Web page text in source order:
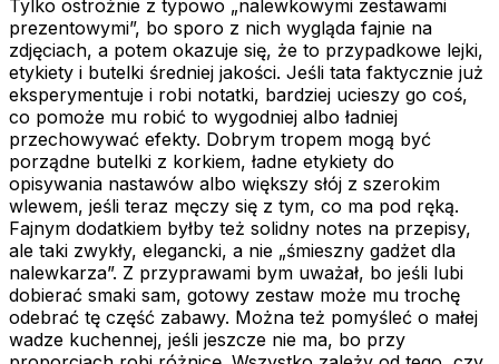
Tylko ostrożnie z typowo „nalewkowymi zestawami
prezentowymi”, bo sporo z nich wygląda fajnie na
zdjęciach, a potem okazuje się, że to przypadkowe lejki,
etykiety i butelki średniej jakości. Jeśli tata faktycznie już
eksperymentuje i robi notatki, bardziej ucieszy go coś,
co pomoże mu robić to wygodniej albo ładniej
przechowywać efekty. Dobrym tropem mogą być
porządne butelki z korkiem, ładne etykiety do
opisywania nastawów albo większy słój z szerokim
wlewem, jeśli teraz męczy się z tym, co ma pod ręką.
Fajnym dodatkiem byłby też solidny notes na przepisy,
ale taki zwykły, elegancki, a nie „śmieszny gadżet dla
nalewkarza”. Z przyprawami bym uważał, bo jeśli lubi
dobierać smaki sam, gotowy zestaw może mu trochę
odebrać tę część zabawy. Można też pomyśleć o małej
wadze kuchennej, jeśli jeszcze nie ma, bo przy